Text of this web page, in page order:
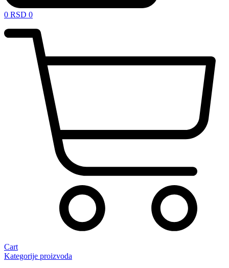
0 RSD 0
Cart
Kategorije proizvoda